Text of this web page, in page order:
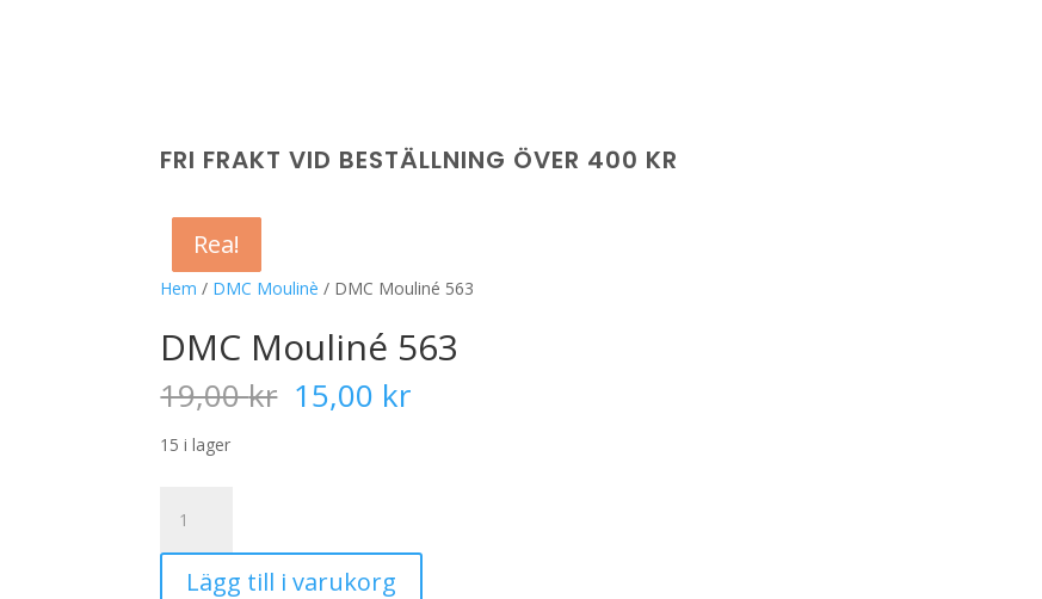
FRI FRAKT VID BESTÄLLNING ÖVER 400 KR
Hem / DMC Moulinè / DMC Mouliné 563
Rea!
DMC Mouliné 563
19,00kr Det
ursprungliga
15,00 krDet
15 i lager
Mouliné
563
mängdLägg till i varukorg
Rea!
Rea!
Rea!